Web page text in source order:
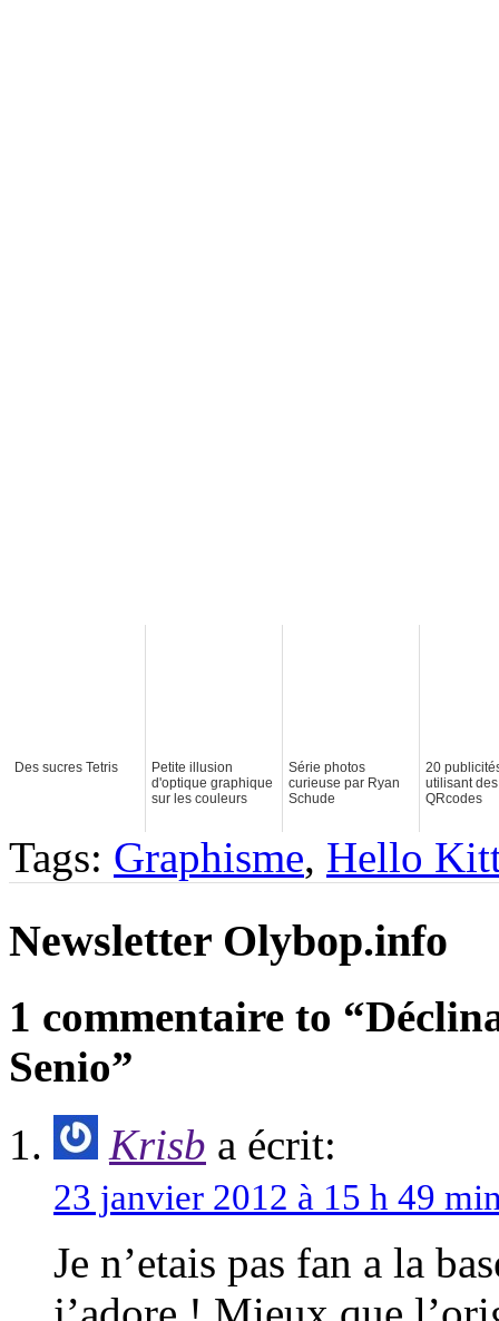
Des sucres Tetris
Petite illusion
d'optique graphique
sur les couleurs
Série photos
curieuse par Ryan
Schude
20
utilisant des
QRcodes
Tags: Graphisme, Hello
Newsletter Olybop.info
1 commentaire to
Senio”
Krisb a écrit:
23 janvier 2012 à 15 h 49
Je n’etais pas fan a la